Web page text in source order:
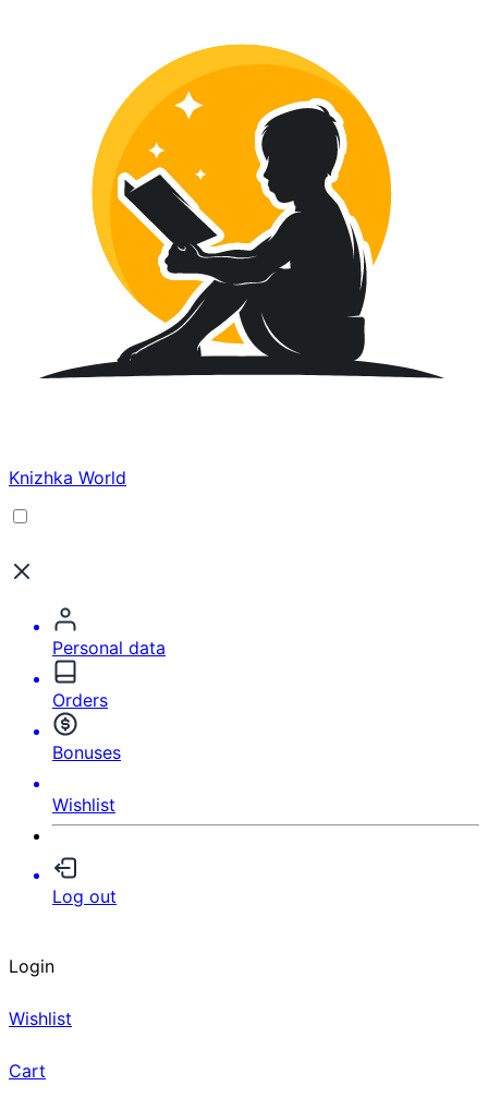
Knizhka World
Personal data
Orders
Bonuses
Wishlist
Log out
Login
Wishlist
Cart